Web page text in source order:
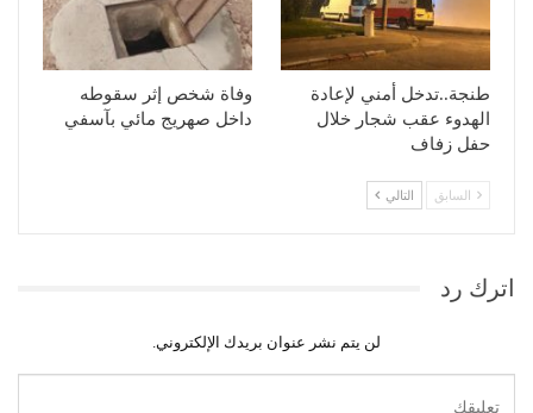
طنجة..تدخل أمني لإعادة
الهدوء عقب شجار خلال
حفل زفاف
وفاة شخص إثر سقوطه
داخل صهريج مائي بآسفي
السابق التالي
اترك رد
لن يتم نشر عنوان بريدك الإلكتروني.